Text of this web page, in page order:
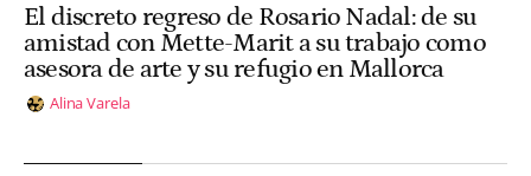
El discreto regreso de Rosario Nadal: de su
amistad con Mette-Marit a su trabajo como
asesora de arte y su refugio en Mallorca
Alina Varela